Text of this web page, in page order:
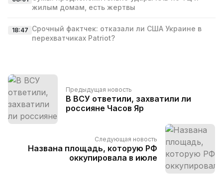
жилым домам, есть жертвы
18:47 Срочный фактчек: отказали ли США Украине в
перехватчиках Patriot?
Предыдущая новость
В ВСУ ответили, захватили ли
россияне Часов Яр
Следующая новость
Названа площадь, которую РФ
оккупировала в июле